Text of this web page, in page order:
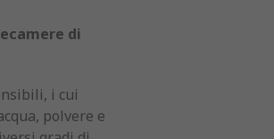
di
i cui
polvere e